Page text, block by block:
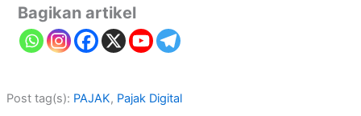
Bagikan artikel
Post tag(s): PAJAK, Pajak Digital